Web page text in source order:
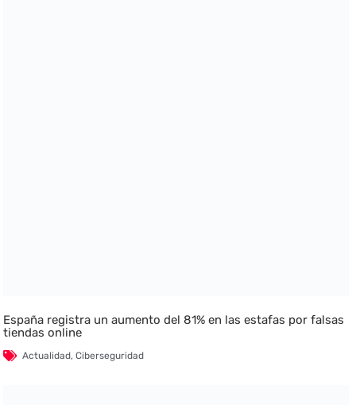
España registra un aumento del 81% en las estafas por falsas
tiendas online
Actualidad,Ciberseguridad